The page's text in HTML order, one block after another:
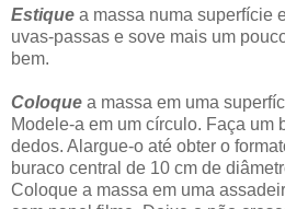
Estique a massa numa superfície
uvas-passas e sove mais um
bem.
Coloque a massa em uma
Modele-a em um círculo. Faça um
dedos. Alargue-o até obter o
buraco central de 10 cm de
Coloque a massa em uma